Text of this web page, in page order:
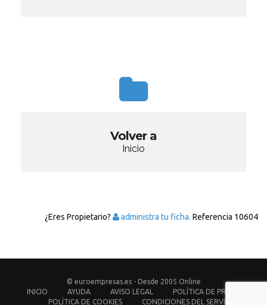
Volver a
Inicio
¿Eres Propietario? administra tu ficha. Referencia 10604
© euroempresas.es - Desde 2005 Online
INICIO
AYUDA AVISO LEGAL
POLÍTICA DE PRIVACIDAD
POLÍTICA DE COOKIES
CONDICIONES DEL SERVICIO